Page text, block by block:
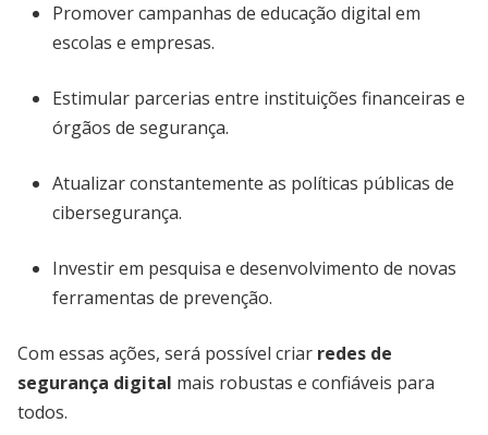
Promover campanhas de educação digital em
escolas e empresas.
Estimular parcerias entre instituições financeiras e
órgãos de segurança.
Atualizar constantemente as políticas públicas de
cibersegurança.
Investir em pesquisa e desenvolvimento de novas
ferramentas de prevenção.
Com essas ações, será possível criar redes de
segurança digital mais robustas e confiáveis para
todos.